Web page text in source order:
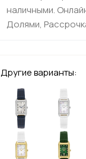
наличными.
Долями,
Другие варианты: